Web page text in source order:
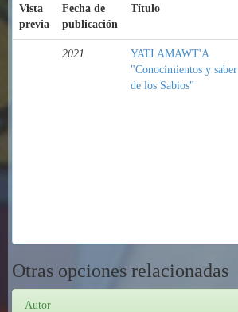
Vista
previa
Fecha de
publicación
Título
2021
YATI AMAWT'A
"Conocimientos y saber
de los Sabios"
Otras opciones relacionadas
Autor